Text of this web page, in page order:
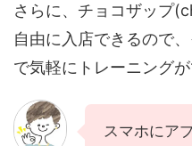
さらに、チョコザップ
自由に入店できるので
で気軽にトレーニング
スマホにア